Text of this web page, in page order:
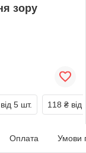
зору
від 5 шт. 118 ₴ від
Оплата Умови